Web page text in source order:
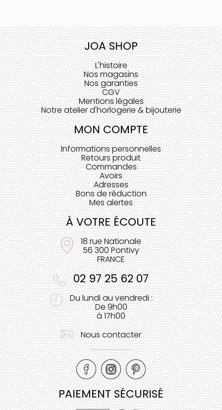
JOA SHOP
L'histoire
Nos magasins
Nos garanties
CGV
Mentions légales
Notre atelier d'horlogerie & bijouterie
MON COMPTE
Informations personnelles
Retours produit
Commandes
Avoirs
Adresses
Bons de réduction
Mes alertes
À VOTRE ÉCOUTE
18 rue Nationale
56 300 Pontivy
FRANCE
02 97 25 62 07
Du lundi au vendredi :
De 9h00
à 17h00
Nous contacter
PAIEMENT SÉCURISÉ